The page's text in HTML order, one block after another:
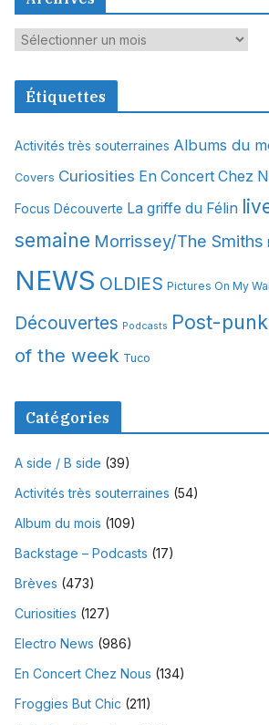
A
c
v
e
Étiquettes
Activités très souterraines Albums du
Covers Curiosities En Concert Chez
Focus Découverte La griffe du Félin
semaine Morrissey/The Smiths
NEWS OLDIES Pictures On My
Découvertes Podcasts Post-
of the week Tuco
Catégories
A side / B side (39)
Activités très souterraines (54)
Album du mois (109)
Backstage – Podcasts (17)
Brèves (473)
Curiosities (127)
Electro News (986)
En Concert Chez Nous (134)
Froggies But Chic (211)